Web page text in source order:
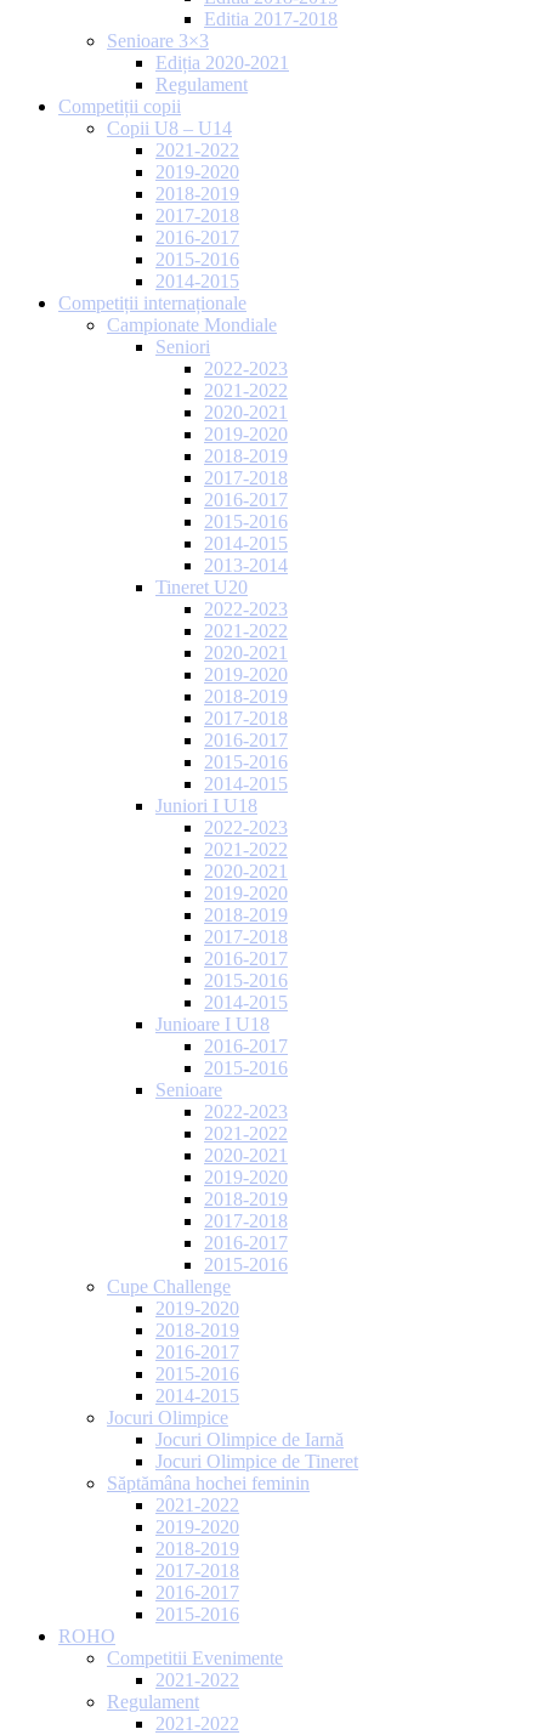
Editia 2017-2018
Senioare 3×3
Ediția 2020-2021
Regulament
Competiții copii
Copii U8 – U14
2021-2022
2019-2020
2018-2019
2017-2018
2016-2017
2015-2016
2014-2015
Competiții internaționale
Campionate Mondiale
Seniori
2022-2023
2021-2022
2020-2021
2019-2020
2018-2019
2017-2018
2016-2017
2015-2016
2014-2015
2013-2014
Tineret U20
2022-2023
2021-2022
2020-2021
2019-2020
2018-2019
2017-2018
2016-2017
2015-2016
2014-2015
Juniori I U18
2022-2023
2021-2022
2020-2021
2019-2020
2018-2019
2017-2018
2016-2017
2015-2016
2014-2015
Junioare I U18
2016-2017
2015-2016
Senioare
2022-2023
2021-2022
2020-2021
2019-2020
2018-2019
2017-2018
2016-2017
2015-2016
Cupe Challenge
2019-2020
2018-2019
2016-2017
2015-2016
2014-2015
Jocuri Olimpice
Jocuri Olimpice de Iarnă
Jocuri Olimpice de Tineret
Săptămâna hochei feminin
2021-2022
2019-2020
2018-2019
2017-2018
2016-2017
2015-2016
ROHO
Competitii Evenimente
2021-2022
Regulament
2021-2022